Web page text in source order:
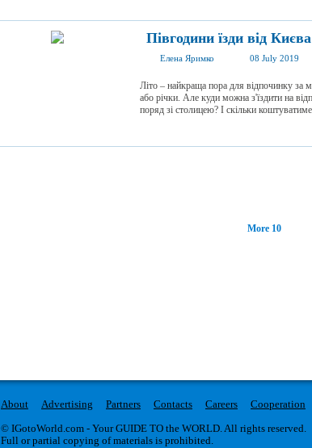
Півгодини їзди від
Елена Яримко 08 July 2019
Літо – найкраща пора для відпочинку за
або річки. Але куди можна з'їздити на
поряд зі столицею? І скільки
More 10
About Advertising Partners Contacts Careers Cooperation
© IGotoWorld.com - Your GUIDE TO the WORLD. All rights reserved.
Full or partial copying of materials is prohibited.